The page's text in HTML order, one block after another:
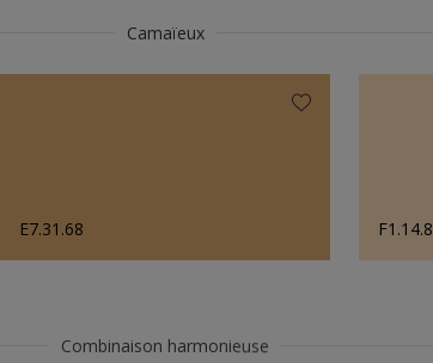
Camaïeux
E7.31.68
Combinaison harmonieuse